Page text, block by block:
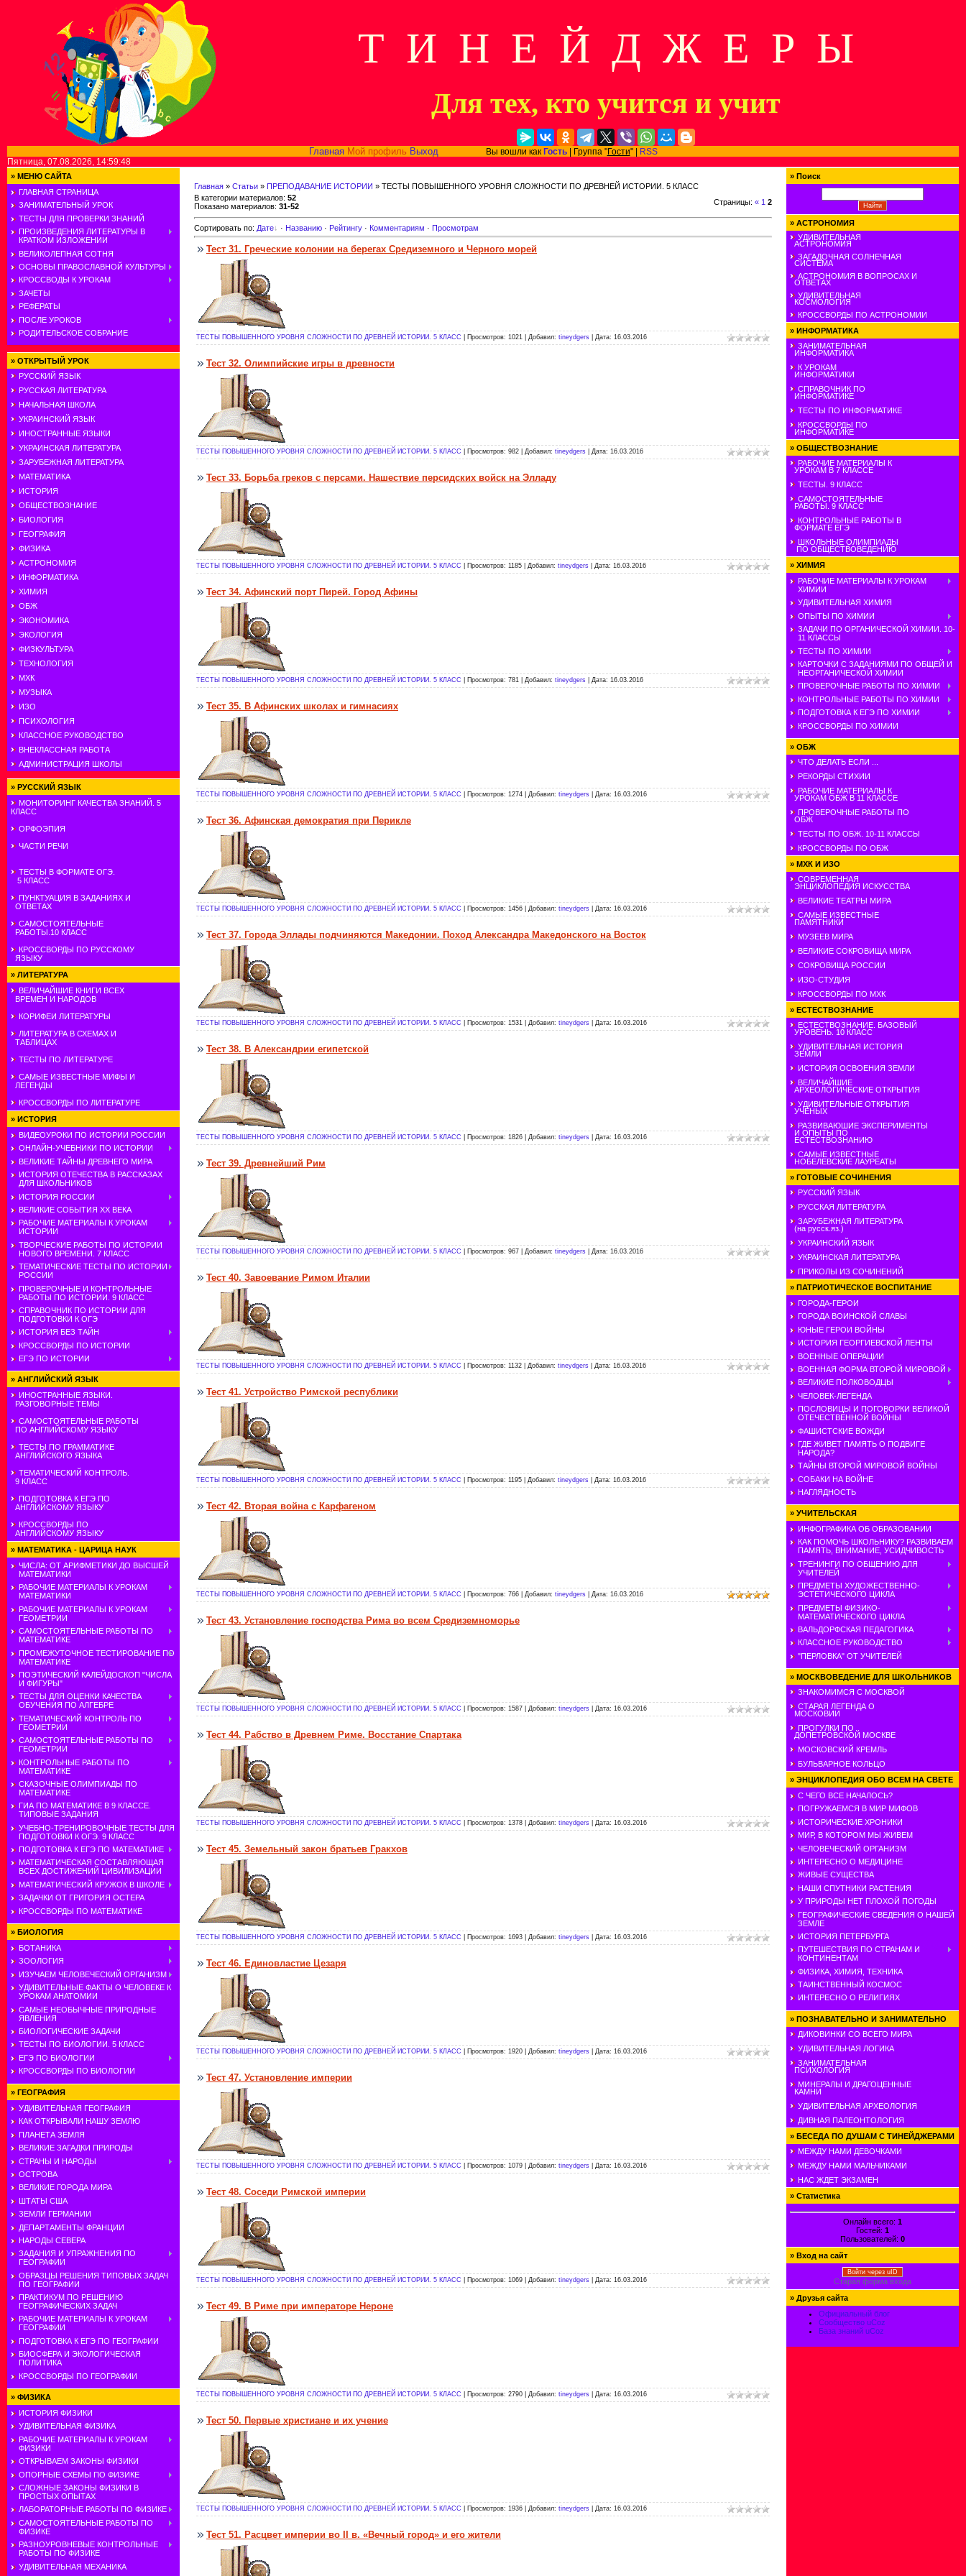
Т И Н Е Й Д Ж Е Р Ы
Для тех, кто учится и учит
Главная Мой профиль ВыходВы вошли как Гость| Группа "Гости" |
RSS
Пятница, 07.08.2026, 14:59:48
» МЕНЮ САЙТА
ГЛАВНАЯ СТРАНИЦА
ЗАНИМАТЕЛЬНЫЙ УРОК
ТЕСТЫ ДЛЯ ПРОВЕРКИ ЗНАНИЙ
ПРОИЗВЕДЕНИЯ ЛИТЕРАТУРЫ В
КРАТКОМ ИЗЛОЖЕНИИ
ВЕЛИКОЛЕПНАЯ СОТНЯ
ОСНОВЫ ПРАВОСЛАВНОЙ КУЛЬТУРЫ
КРОССВОДЫ К УРОКАМ
ЗАЧЕТЫ
РЕФЕРАТЫ
ПОСЛЕ УРОКОВ
РОДИТЕЛЬСКОЕ СОБРАНИЕ
» ОТКРЫТЫЙ УРОК
РУССКИЙ ЯЗЫК
РУССКАЯ ЛИТЕРАТУРА
НАЧАЛЬНАЯ ШКОЛА
УКРАИНСКИЙ ЯЗЫК
ИНОСТРАННЫЕ ЯЗЫКИ
УКРАИНСКАЯ ЛИТЕРАТУРА
ЗАРУБЕЖНАЯ ЛИТЕРАТУРА
МАТЕМАТИКА
ИСТОРИЯ
ОБЩЕСТВОЗНАНИЕ
БИОЛОГИЯ
ГЕОГРАФИЯ
ФИЗИКА
АСТРОНОМИЯ
ИНФОРМАТИКА
ХИМИЯ
ОБЖ
ЭКОНОМИКА
ЭКОЛОГИЯ
ФИЗКУЛЬТУРА
ТЕХНОЛОГИЯ
МХК
МУЗЫКА
ИЗО
ПСИХОЛОГИЯ
КЛАССНОЕ РУКОВОДСТВО
ВНЕКЛАССНАЯ РАБОТА
АДМИНИСТРАЦИЯ ШКОЛЫ
» РУССКИЙ ЯЗЫК
МОНИТОРИНГ КАЧЕСТВА ЗНАНИЙ. 5
КЛАСС
ОРФОЭПИЯ
ЧАСТИ РЕЧИ
ТЕСТЫ В ФОРМАТЕ ОГЭ.
5 КЛАСС
ПУНКТУАЦИЯ В ЗАДАНИЯХ И
ОТВЕТАХ
САМОСТОЯТЕЛЬНЫЕ
РАБОТЫ.10 КЛАСС
КРОССВОРДЫ ПО РУССКОМУ
ЯЗЫКУ
» ЛИТЕРАТУРА
ВЕЛИЧАЙШИЕ КНИГИ ВСЕХ
ВРЕМЕН И НАРОДОВ
КОРИФЕИ ЛИТЕРАТУРЫ
ЛИТЕРАТУРА В СХЕМАХ И
ТАБЛИЦАХ
ТЕСТЫ ПО ЛИТЕРАТУРЕ
САМЫЕ ИЗВЕСТНЫЕ МИФЫ И
ЛЕГЕНДЫ
КРОССВОРДЫ ПО ЛИТЕРАТУРЕ
» ИСТОРИЯ
ВИДЕОУРОКИ ПО ИСТОРИИ РОССИИ
ОНЛАЙН-УЧЕБНИКИ ПО ИСТОРИИ
ВЕЛИКИЕ ТАЙНЫ ДРЕВНЕГО МИРА
ИСТОРИЯ ОТЕЧЕСТВА В РАССКАЗАХ
ДЛЯ ШКОЛЬНИКОВ
ИСТОРИЯ РОССИИ
ВЕЛИКИЕ СОБЫТИЯ ХХ ВЕКА
РАБОЧИЕ МАТЕРИАЛЫ К УРОКАМ
ИСТОРИИ
ТВОРЧЕСКИЕ РАБОТЫ ПО ИСТОРИИ
НОВОГО ВРЕМЕНИ. 7 КЛАСС
ТЕМАТИЧЕСКИЕ ТЕСТЫ ПО ИСТОРИИ
РОССИИ
ПРОВЕРОЧНЫЕ И КОНТРОЛЬНЫЕ
РАБОТЫ ПО ИСТОРИИ. 9 КЛАСС
СПРАВОЧНИК ПО ИСТОРИИ ДЛЯ
ПОДГОТОВКИ К ОГЭ
ИСТОРИЯ БЕЗ ТАЙН
КРОССВОРДЫ ПО ИСТОРИИ
ЕГЭ ПО ИСТОРИИ
» АНГЛИЙСКИЙ ЯЗЫК
ИНОСТРАННЫЕ ЯЗЫКИ.
РАЗГОВОРНЫЕ ТЕМЫ
САМОСТОЯТЕЛЬНЫЕ РАБОТЫ
ПО АНГЛИЙСКОМУ ЯЗЫКУ
ТЕСТЫ ПО ГРАММАТИКЕ
АНГЛИЙСКОГО ЯЗЫКА
ТЕМАТИЧЕСКИЙ КОНТРОЛЬ.
9 КЛАСС
ПОДГОТОВКА К ЕГЭ ПО
АНГЛИЙСКОМУ ЯЗЫКУ
КРОССВОРДЫ ПО
АНГЛИЙСКОМУ ЯЗЫКУ
» МАТЕМАТИКА - ЦАРИЦА НАУК
ЧИСЛА: ОТ АРИФМЕТИКИ ДО ВЫСШЕЙ
МАТЕМАТИКИ
РАБОЧИЕ МАТЕРИАЛЫ К УРОКАМ
МАТЕМАТИКИ
РАБОЧИЕ МАТЕРИАЛЫ К УРОКАМ
ГЕОМЕТРИИ
САМОСТОЯТЕЛЬНЫЕ РАБОТЫ ПО
МАТЕМАТИКЕ
ПРОМЕЖУТОЧНОЕ ТЕСТИРОВАНИЕ ПО
МАТЕМАТИКЕ
ПОЭТИЧЕСКИЙ КАЛЕЙДОСКОП "ЧИСЛА
И ФИГУРЫ"
ТЕСТЫ ДЛЯ ОЦЕНКИ КАЧЕСТВА
ОБУЧЕНИЯ ПО АЛГЕБРЕ
ТЕМАТИЧЕСКИЙ КОНТРОЛЬ ПО
ГЕОМЕТРИИ
САМОСТОЯТЕЛЬНЫЕ РАБОТЫ ПО
ГЕОМЕТРИИ
КОНТРОЛЬНЫЕ РАБОТЫ ПО
МАТЕМАТИКЕ
СКАЗОЧНЫЕ ОЛИМПИАДЫ ПО
МАТЕМАТИКЕ
ГИА ПО МАТЕМАТИКЕ В 9 КЛАССЕ.
ТИПОВЫЕ ЗАДАНИЯ
УЧЕБНО-ТРЕНИРОВОЧНЫЕ ТЕСТЫ ДЛЯ
ПОДГОТОВКИ К ОГЭ. 9 КЛАСС
ПОДГОТОВКА К ЕГЭ ПО МАТЕМАТИКЕ
МАТЕМАТИЧЕСКАЯ СОСТАВЛЯЮЩАЯ
ВСЕХ ДОСТИЖЕНИЙ ЦИВИЛИЗАЦИИ
МАТЕМАТИЧЕСКИЙ КРУЖОК В ШКОЛЕ
ЗАДАЧКИ ОТ ГРИГОРИЯ ОСТЕРА
КРОССВОРДЫ ПО МАТЕМАТИКЕ
» БИОЛОГИЯ
БОТАНИКА
ЗООЛОГИЯ
ИЗУЧАЕМ ЧЕЛОВЕЧЕСКИЙ ОРГАНИЗМ
УДИВИТЕЛЬНЫЕ ФАКТЫ О ЧЕЛОВЕКЕ К
УРОКАМ АНАТОМИИ
САМЫЕ НЕОБЫЧНЫЕ ПРИРОДНЫЕ
ЯВЛЕНИЯ
БИОЛОГИЧЕСКИЕ ЗАДАЧИ
ТЕСТЫ ПО БИОЛОГИИ. 5 КЛАСС
ЕГЭ ПО БИОЛОГИИ
КРОССВОРДЫ ПО БИОЛОГИИ
» ГЕОГРАФИЯ
УДИВИТЕЛЬНАЯ ГЕОГРАФИЯ
КАК ОТКРЫВАЛИ НАШУ ЗЕМЛЮ
ПЛАНЕТА ЗЕМЛЯ
ВЕЛИКИЕ ЗАГАДКИ ПРИРОДЫ
СТРАНЫ И НАРОДЫ
ОСТРОВА
ВЕЛИКИЕ ГОРОДА МИРА
ШТАТЫ США
ЗЕМЛИ ГЕРМАНИИ
ДЕПАРТАМЕНТЫ ФРАНЦИИ
НАРОДЫ СЕВЕРА
ЗАДАНИЯ И УПРАЖНЕНИЯ ПО
ГЕОГРАФИИ
ОБРАЗЦЫ РЕШЕНИЯ ТИПОВЫХ ЗАДАЧ
ПО ГЕОГРАФИИ
ПРАКТИКУМ ПО РЕШЕНИЮ
ГЕОГРАФИЧЕСКИХ ЗАДАЧ
РАБОЧИЕ МАТЕРИАЛЫ К УРОКАМ
ГЕОГРАФИИ
ПОДГОТОВКА К ЕГЭ ПО ГЕОГРАФИИ
БИОСФЕРА И ЭКОЛОГИЧЕСКАЯ
ПОЛИТИКА
КРОССВОРДЫ ПО ГЕОГРАФИИ
» ФИЗИКА
ИСТОРИЯ ФИЗИКИ
УДИВИТЕЛЬНАЯ ФИЗИКА
РАБОЧИЕ МАТЕРИАЛЫ К УРОКАМ
ФИЗИКИ
ОТКРЫВАЕМ ЗАКОНЫ ФИЗИКИ
ОПОРНЫЕ СХЕМЫ ПО ФИЗИКЕ
СЛОЖНЫЕ ЗАКОНЫ ФИЗИКИ В
ПРОСТЫХ ОПЫТАХ
ЛАБОРАТОРНЫЕ РАБОТЫ ПО ФИЗИКЕ
САМОСТОЯТЕЛЬНЫЕ РАБОТЫ ПО
ФИЗИКЕ
РАЗНОУРОВНЕВЫЕ КОНТРОЛЬНЫЕ
РАБОТЫ ПО ФИЗИКЕ
УДИВИТЕЛЬНАЯ МЕХАНИКА
Главная » Статьи » ПРЕПОДАВАНИЕ ИСТОРИИ » ТЕСТЫ ПОВЫШЕННОГО УРОВНЯ СЛОЖНОСТИ ПО ДРЕВНЕЙ ИСТОРИИ. 5 КЛАСС
В категории материалов: 52
Показано материалов: 31-52 Страницы: « 1 2
Сортировать по: Дате · Названию · Рейтингу · Комментариям · Просмотрам
Тест 31. Греческие колонии на берегах Средиземного и Черного морей
ТЕСТЫ ПОВЫШЕННОГО УРОВНЯ СЛОЖНОСТИ ПО ДРЕВНЕЙ ИСТОРИИ. 5 КЛАСС | Просмотров: 1021 | Добавил: tineydgers | Дата: 16.03.2016
Тест 32. Олимпийские игры в древности
ТЕСТЫ ПОВЫШЕННОГО УРОВНЯ СЛОЖНОСТИ ПО ДРЕВНЕЙ ИСТОРИИ. 5 КЛАСС | Просмотров: 982 | Добавил: tineydgers | Дата: 16.03.2016
Тест 33. Борьба греков с персами. Нашествие персидских войск на Элладу
ТЕСТЫ ПОВЫШЕННОГО УРОВНЯ СЛОЖНОСТИ ПО ДРЕВНЕЙ ИСТОРИИ. 5 КЛАСС | Просмотров: 1185 | Добавил: tineydgers | Дата: 16.03.2016
Тест 34. Афинский порт Пирей. Город Афины
ТЕСТЫ ПОВЫШЕННОГО УРОВНЯ СЛОЖНОСТИ ПО ДРЕВНЕЙ ИСТОРИИ. 5 КЛАСС | Просмотров: 781 | Добавил: tineydgers | Дата: 16.03.2016
Тест 35. В Афинских школах и гимнасиях
ТЕСТЫ ПОВЫШЕННОГО УРОВНЯ СЛОЖНОСТИ ПО ДРЕВНЕЙ ИСТОРИИ. 5 КЛАСС | Просмотров: 1274 | Добавил: tineydgers | Дата: 16.03.2016
Тест 36. Афинская демократия при Перикле
ТЕСТЫ ПОВЫШЕННОГО УРОВНЯ СЛОЖНОСТИ ПО ДРЕВНЕЙ ИСТОРИИ. 5 КЛАСС | Просмотров: 1456 | Добавил: tineydgers | Дата: 16.03.2016
Тест 37. Города Эллады подчиняются Македонии. Поход Александра Македонского на Восток
ТЕСТЫ ПОВЫШЕННОГО УРОВНЯ СЛОЖНОСТИ ПО ДРЕВНЕЙ ИСТОРИИ. 5 КЛАСС | Просмотров: 1531 | Добавил: tineydgers | Дата: 16.03.2016
Тест 38. В Александрии египетской
ТЕСТЫ ПОВЫШЕННОГО УРОВНЯ СЛОЖНОСТИ ПО ДРЕВНЕЙ ИСТОРИИ. 5 КЛАСС | Просмотров: 1826 | Добавил: tineydgers | Дата: 16.03.2016
Тест 39. Древнейший Рим
ТЕСТЫ ПОВЫШЕННОГО УРОВНЯ СЛОЖНОСТИ ПО ДРЕВНЕЙ ИСТОРИИ. 5 КЛАСС | Просмотров: 967 | Добавил: tineydgers | Дата: 16.03.2016
Тест 40. Завоевание Римом Италии
ТЕСТЫ ПОВЫШЕННОГО УРОВНЯ СЛОЖНОСТИ ПО ДРЕВНЕЙ ИСТОРИИ. 5 КЛАСС | Просмотров: 1132 | Добавил: tineydgers | Дата: 16.03.2016
Тест 41. Устройство Римской республики
ТЕСТЫ ПОВЫШЕННОГО УРОВНЯ СЛОЖНОСТИ ПО ДРЕВНЕЙ ИСТОРИИ. 5 КЛАСС | Просмотров: 1195 | Добавил: tineydgers | Дата: 16.03.2016
Тест 42. Вторая война с Карфагеном
ТЕСТЫ ПОВЫШЕННОГО УРОВНЯ СЛОЖНОСТИ ПО ДРЕВНЕЙ ИСТОРИИ. 5 КЛАСС | Просмотров: 766 | Добавил: tineydgers | Дата: 16.03.2016
Тест 43. Установление господства Рима во всем Средиземноморье
ТЕСТЫ ПОВЫШЕННОГО УРОВНЯ СЛОЖНОСТИ ПО ДРЕВНЕЙ ИСТОРИИ. 5 КЛАСС | Просмотров: 1587 | Добавил: tineydgers | Дата: 16.03.2016
Тест 44. Рабство в Древнем Риме. Восстание Спартака
ТЕСТЫ ПОВЫШЕННОГО УРОВНЯ СЛОЖНОСТИ ПО ДРЕВНЕЙ ИСТОРИИ. 5 КЛАСС | Просмотров: 1378 | Добавил: tineydgers | Дата: 16.03.2016
Тест 45. Земельный закон братьев Гракхов
ТЕСТЫ ПОВЫШЕННОГО УРОВНЯ СЛОЖНОСТИ ПО ДРЕВНЕЙ ИСТОРИИ. 5 КЛАСС | Просмотров: 1693 | Добавил: tineydgers | Дата: 16.03.2016
Тест 46. Единовластие Цезаря
ТЕСТЫ ПОВЫШЕННОГО УРОВНЯ СЛОЖНОСТИ ПО ДРЕВНЕЙ ИСТОРИИ. 5 КЛАСС | Просмотров: 1920 | Добавил: tineydgers | Дата: 16.03.2016
Тест 47. Установление империи
ТЕСТЫ ПОВЫШЕННОГО УРОВНЯ СЛОЖНОСТИ ПО ДРЕВНЕЙ ИСТОРИИ. 5 КЛАСС | Просмотров: 1079 | Добавил: tineydgers | Дата: 16.03.2016
Тест 48. Соседи Римской империи
ТЕСТЫ ПОВЫШЕННОГО УРОВНЯ СЛОЖНОСТИ ПО ДРЕВНЕЙ ИСТОРИИ. 5 КЛАСС | Просмотров: 1069 | Добавил: tineydgers | Дата: 16.03.2016
Тест 49. В Риме при императоре Нероне
ТЕСТЫ ПОВЫШЕННОГО УРОВНЯ СЛОЖНОСТИ ПО ДРЕВНЕЙ ИСТОРИИ. 5 КЛАСС | Просмотров: 2790 | Добавил: tineydgers | Дата: 16.03.2016
Тест 50. Первые христиане и их учение
ТЕСТЫ ПОВЫШЕННОГО УРОВНЯ СЛОЖНОСТИ ПО ДРЕВНЕЙ ИСТОРИИ. 5 КЛАСС | Просмотров: 1936 | Добавил: tineydgers | Дата: 16.03.2016
Тест 51. Расцвет империи во II в. «Вечный город» и его жители
» Поиск
» АСТРОНОМИЯ
УДИВИТЕЛЬНАЯ
АСТРОНОМИЯ
ЗАГАДОЧНАЯ СОЛНЕЧНАЯ
СИСТЕМА
АСТРОНОМИЯ В ВОПРОСАХ И
ОТВЕТАХ
УДИВИТЕЛЬНАЯ
КОСМОЛОГИЯ
КРОССВОРДЫ ПО АСТРОНОМИИ
» ИНФОРМАТИКА
ЗАНИМАТЕЛЬНАЯ
ИНФОРМАТИКА
К УРОКАМ
ИНФОРМАТИКИ
СПРАВОЧНИК ПО
ИНФОРМАТИКЕ
ТЕСТЫ ПО ИНФОРМАТИКЕ
КРОССВОРДЫ ПО
ИНФОРМАТИКЕ
» ОБЩЕСТВОЗНАНИЕ
РАБОЧИЕ МАТЕРИАЛЫ К
УРОКАМ В 7 КЛАССЕ
ТЕСТЫ. 9 КЛАСС
САМОСТОЯТЕЛЬНЫЕ
РАБОТЫ. 9 КЛАСС
КОНТРОЛЬНЫЕ РАБОТЫ В
ФОРМАТЕ ЕГЭ
ШКОЛЬНЫЕ ОЛИМПИАДЫ
ПО ОБЩЕСТВОВЕДЕНИЮ
» ХИМИЯ
РАБОЧИЕ МАТЕРИАЛЫ К УРОКАМ
ХИМИИ
УДИВИТЕЛЬНАЯ ХИМИЯ
ОПЫТЫ ПО ХИМИИ
ЗАДАЧИ ПО ОРГАНИЧЕСКОЙ ХИМИИ. 10-
11 КЛАССЫ
ТЕСТЫ ПО ХИМИИ
КАРТОЧКИ С ЗАДАНИЯМИ ПО ОБЩЕЙ И
НЕОРГАНИЧЕСКОЙ ХИМИИ
ПРОВЕРОЧНЫЕ РАБОТЫ ПО ХИМИИ
КОНТРОЛЬНЫЕ РАБОТЫ ПО ХИМИИ
ПОДГОТОВКА К ЕГЭ ПО ХИМИИ
КРОССВОРДЫ ПО ХИМИИ
» ОБЖ
ЧТО ДЕЛАТЬ ЕСЛИ ...
РЕКОРДЫ СТИХИИ
РАБОЧИЕ МАТЕРИАЛЫ К
УРОКАМ ОБЖ В 11 КЛАССЕ
ПРОВЕРОЧНЫЕ РАБОТЫ ПО
ОБЖ
ТЕСТЫ ПО ОБЖ. 10-11 КЛАССЫ
КРОССВОРДЫ ПО ОБЖ
» МХК И ИЗО
СОВРЕМЕННАЯ
ЭНЦИКЛОПЕДИЯ ИСКУССТВА
ВЕЛИКИЕ ТЕАТРЫ МИРА
САМЫЕ ИЗВЕСТНЫЕ
ПАМЯТНИКИ
МУЗЕЕВ МИРА
ВЕЛИКИЕ СОКРОВИЩА МИРА
СОКРОВИЩА РОССИИ
ИЗО-СТУДИЯ
КРОССВОРДЫ ПО МХК
» ЕСТЕСТВОЗНАНИЕ
ЕСТЕСТВОЗНАНИЕ. БАЗОВЫЙ
УРОВЕНЬ. 10 КЛАСС
УДИВИТЕЛЬНАЯ ИСТОРИЯ
ЗЕМЛИ
ИСТОРИЯ ОСВОЕНИЯ ЗЕМЛИ
ВЕЛИЧАЙШИЕ
АРХЕОЛОГИЧЕСКИЕ ОТКРЫТИЯ
УДИВИТЕЛЬНЫЕ ОТКРЫТИЯ
УЧЕНЫХ
РАЗВИВАЮШИЕ ЭКСПЕРИМЕНТЫ
И ОПЫТЫ ПО
ЕСТЕСТВОЗНАНИЮ
САМЫЕ ИЗВЕСТНЫЕ
НОБЕЛЕВСКИЕ ЛАУРЕАТЫ
» ГОТОВЫЕ СОЧИНЕНИЯ
РУССКИЙ ЯЗЫК
РУССКАЯ ЛИТЕРАТУРА
ЗАРУБЕЖНАЯ ЛИТЕРАТУРА
(на русск.яз.)
УКРАИНСКИЙ ЯЗЫК
УКРАИНСКАЯ ЛИТЕРАТУРА
ПРИКОЛЫ ИЗ СОЧИНЕНИЙ
» ПАТРИОТИЧЕСКОЕ ВОСПИТАНИЕ
ГОРОДА-ГЕРОИ
ГОРОДА ВОИНСКОЙ СЛАВЫ
ЮНЫЕ ГЕРОИ ВОЙНЫ
ИСТОРИЯ ГЕОРГИЕВСКОЙ ЛЕНТЫ
ВОЕННЫЕ ОПЕРАЦИИ
ВОЕННАЯ ФОРМА ВТОРОЙ МИРОВОЙ
ВЕЛИКИЕ ПОЛКОВОДЦЫ
ЧЕЛОВЕК-ЛЕГЕНДА
ПОСЛОВИЦЫ И ПОГОВОРКИ ВЕЛИКОЙ
ОТЕЧЕСТВЕННОЙ ВОЙНЫ
ФАШИСТСКИЕ ВОЖДИ
ГДЕ ЖИВЕТ ПАМЯТЬ О ПОДВИГЕ
НАРОДА?
ТАЙНЫ ВТОРОЙ МИРОВОЙ ВОЙНЫ
СОБАКИ НА ВОЙНЕ
НАГЛЯДНОСТЬ
» УЧИТЕЛЬСКАЯ
ИНФОГРАФИКА ОБ ОБРАЗОВАНИИ
КАК ПОМОЧЬ ШКОЛЬНИКУ? РАЗВИВАЕМ
ПАМЯТЬ, ВНИМАНИЕ, УСИДЧИВОСТЬ
ТРЕНИНГИ ПО ОБЩЕНИЮ ДЛЯ
УЧИТЕЛЕЙ
ПРЕДМЕТЫ ХУДОЖЕСТВЕННО-
ЭСТЕТИЧЕСКОГО ЦИКЛА
ПРЕДМЕТЫ ФИЗИКО-
МАТЕМАТИЧЕСКОГО ЦИКЛА
ВАЛЬДОРФСКАЯ ПЕДАГОГИКА
КЛАССНОЕ РУКОВОДСТВО
"ПЕРЛОВКА" ОТ УЧИТЕЛЕЙ
» МОСКВОВЕДЕНИЕ ДЛЯ ШКОЛЬНИКОВ
ЗНАКОМИМСЯ С МОСКВОЙ
СТАРАЯ ЛЕГЕНДА О
МОСКОВИИ
ПРОГУЛКИ ПО
ДОПЕТРОВСКОЙ МОСКВЕ
МОСКОВСКИЙ КРЕМЛЬ
БУЛЬВАРНОЕ КОЛЬЦО
» ЭНЦИКЛОПЕДИЯ ОБО ВСЕМ НА СВЕТЕ
С ЧЕГО ВСЕ НАЧАЛОСЬ?
ПОГРУЖАЕМСЯ В МИР МИФОВ
ИСТОРИЧЕСКИЕ ХРОНИКИ
МИР, В КОТОРОМ МЫ ЖИВЕМ
ЧЕЛОВЕЧЕСКИЙ ОРГАНИЗМ
ИНТЕРЕСНО О МЕДИЦИНЕ
ЖИВЫЕ СУЩЕСТВА
НАШИ СПУТНИКИ РАСТЕНИЯ
У ПРИРОДЫ НЕТ ПЛОХОЙ ПОГОДЫ
ГЕОГРАФИЧЕСКИЕ СВЕДЕНИЯ О НАШЕЙ
ЗЕМЛЕ
ИСТОРИЯ ПЕТЕРБУРГА
ПУТЕШЕСТВИЯ ПО СТРАНАМ И
КОНТИНЕНТАМ
ФИЗИКА, ХИМИЯ, ТЕХНИКА
ТАИНСТВЕННЫЙ КОСМОС
ИНТЕРЕСНО О РЕЛИГИЯХ
» ПОЗНАВАТЕЛЬНО И ЗАНИМАТЕЛЬНО
ДИКОВИНКИ СО ВСЕГО МИРА
УДИВИТЕЛЬНАЯ ЛОГИКА
ЗАНИМАТЕЛЬНАЯ
ПСИХОЛОГИЯ
МИНЕРАЛЫ И ДРАГОЦЕННЫЕ
КАМНИ
УДИВИТЕЛЬНАЯ АРХЕОЛОГИЯ
ДИВНАЯ ПАЛЕОНТОЛОГИЯ
» БЕСЕДА ПО ДУШАМ С ТИНЕЙДЖЕРАМИ
МЕЖДУ НАМИ ДЕВОЧКАМИ
МЕЖДУ НАМИ МАЛЬЧИКАМИ
НАС ЖДЕТ ЭКЗАМЕН
» Статистика
Онлайн всего: 1
Гостей: 1
Пользователей: 0
» Вход на сайт
Войти через uID
Старая форма входа
» Друзья сайта
Официальный блог
Сообщество uCoz
База знаний uCoz